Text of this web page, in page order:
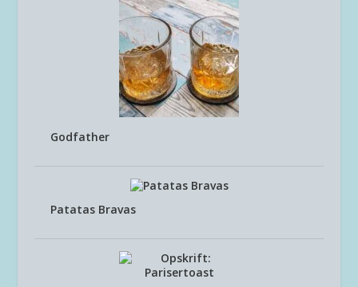
Godfather
Patatas Bravas